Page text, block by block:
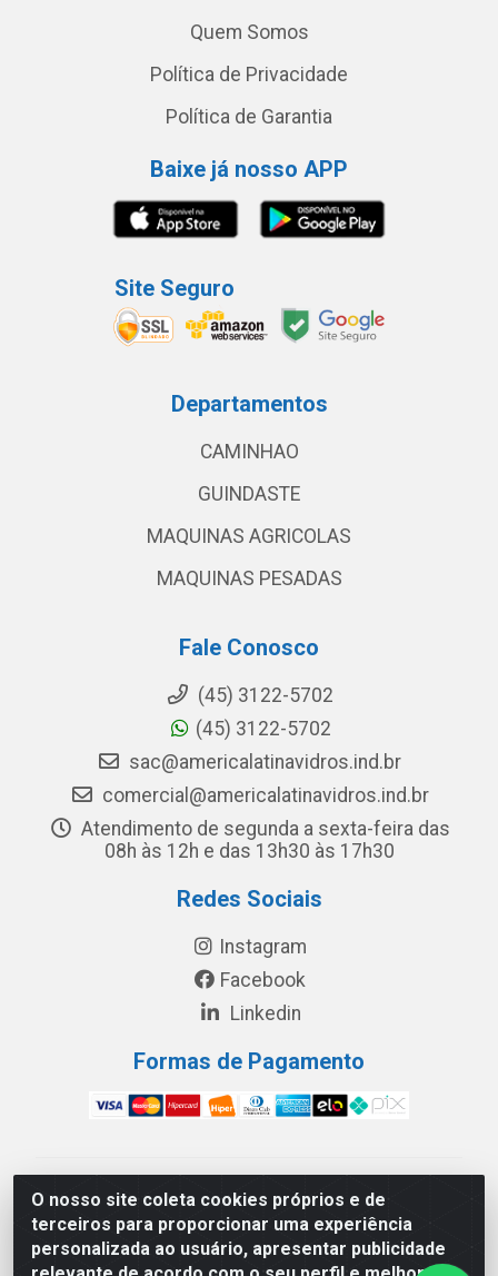
O nosso site coleta cookies próprios e de
terceiros para proporcionar uma experiência
personalizada ao usuário, apresentar publicidade
Quem Somos
Política de Privacidade
Política de Garantia
Baixe já nosso APP
Site Seguro
Departamentos
CAMINHAO
GUINDASTE
MAQUINAS AGRICOLAS
MAQUINAS PESADAS
Fale Conosco
(45) 3122-5702
(45) 3122-5702
sac@americalatinavidros.ind.br
comercial@americalatinavidros.ind.br
Atendimento de segunda a sexta-feira das
08h às 12h e das 13h30 às 17h30
Redes Sociais
Instagram
Facebook
Linkedin
Formas de Pagamento
América Latina Indústria e Comércio de Vidros LTDA -
CNPJ 19.813.045/0001-03 - Rua Carlos Drummond de
Andrade, 151 Núcleo Industrial III – Cascavel/PR - CEP
85.811-530